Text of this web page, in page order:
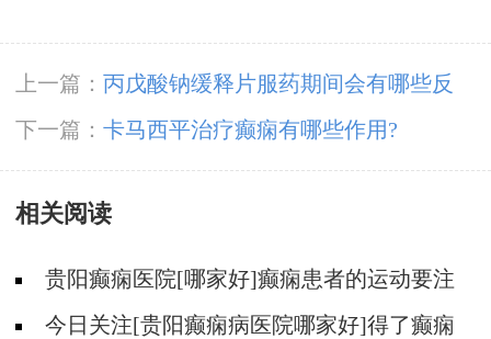
上一篇： 丙戊酸钠缓释片服药期间会有哪些反
应?
下一篇： 卡马西平治疗癫痫有哪些作用?
相关阅读
贵阳癫痫医院[哪家好]癫痫患者的运动要注
意什么？
今日关注[贵阳癫痫病医院哪家好]得了癫痫